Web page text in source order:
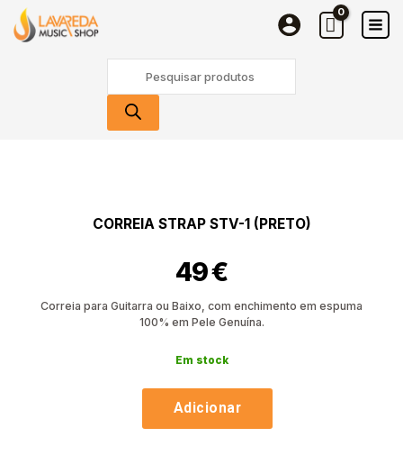
content
search
CORREIA STRAP STV-1 (PRETO)
49€
Correia para Guitarra ou Baixo, com enchimento em espuma
100% em Pele Genuína.
Em stock
STRAP
STV-
Adicionar
STV-